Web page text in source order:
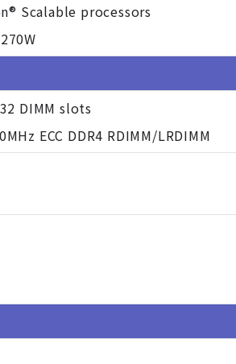
Scalable processors
DIMM slots
ECC DDR4 RDIMM/LRDIMM